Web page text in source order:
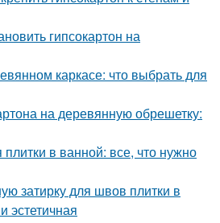
гипсокартон на
каркасе: что выбрать для
на деревянную обрешетку:
в ванной: все, что нужно
затирку для швов плитки в
эстетичная